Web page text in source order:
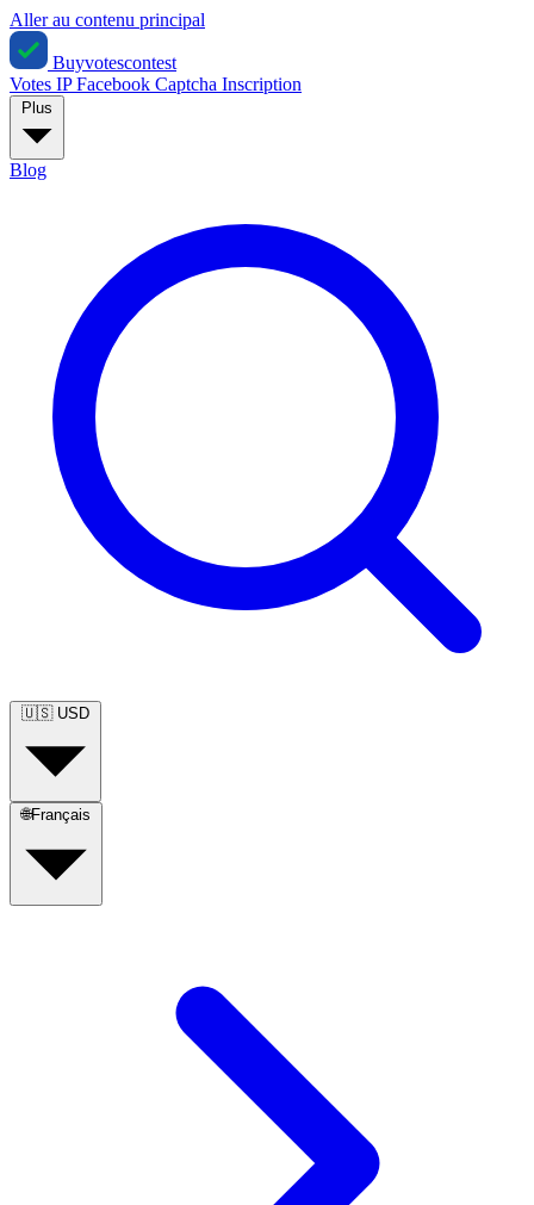
Aller au contenu principal
Buyvotescontest
Votes IPFacebook Captcha Inscription
Blog
🇺🇸 USD
🌐Français